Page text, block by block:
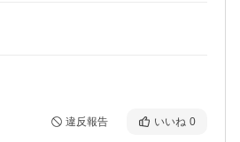
違反報告 いいね 0